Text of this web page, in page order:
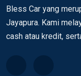
Bless Car yang
Jayapura. Kami
cash atau kredit,